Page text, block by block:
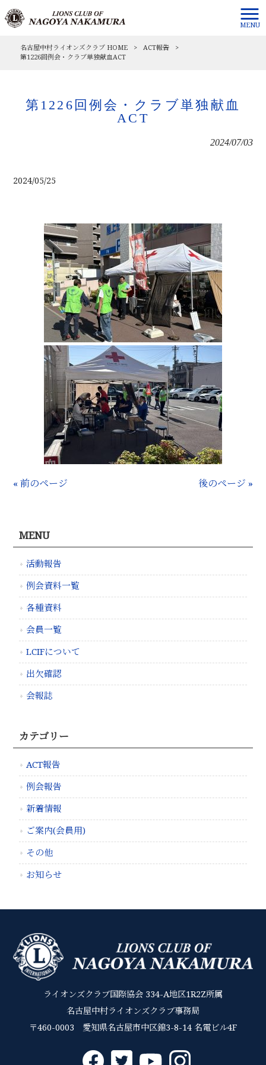
MENU
名古屋中村ライオンズクラブ HOME > ACT報告
>
第1226回例会・クラブ単独献血ACT
第1226回例会・クラブ単独献血
ACT
2024/07/03
2024/05/25
« 前のページ 後のページ »
MENU
活動報告
例会資料一覧
各種資料
会員一覧
LCIFについて
出欠確認
会報誌
カテゴリー
ACT報告
例会報告
新着情報
ご案内(会員用)
その他
お知らせ
ライオンズクラブ国際協会 334-A地区1R2Z所属
名古屋中村ライオンズクラブ事務局
〒460-0003 愛知県名古屋市中区錦3-8-14 名電ビル4F